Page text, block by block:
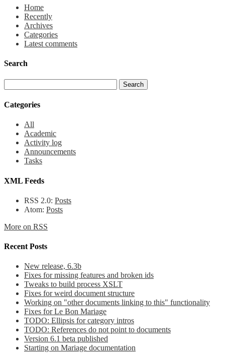
Home
Recently
Archives
Categories
Latest comments
Search
Categories
All
Academic
Activity log
Announcements
Tasks
XML Feeds
RSS 2.0: Posts
Atom: Posts
More on RSS
Recent Posts
New release, 6.3b
Fixes for missing features and broken ids
Tweaks to build process XSLT
Fixes for weird document structure
Working on "other documents linking to this" functionality
Fixes for Le Bon Mariage
TODO: Ellipsis for category intros
TODO: References do not point to documents
Version 6.1 beta published
Starting on Mariage documentation